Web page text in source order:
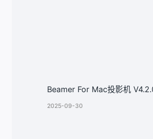
Beamer For Mac投影机
2025-09-30